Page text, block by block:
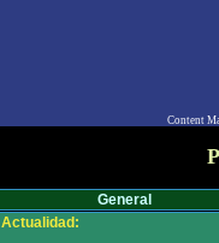
Content
General
Actualidad: